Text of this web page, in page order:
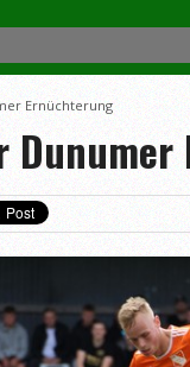
Ernüchterung